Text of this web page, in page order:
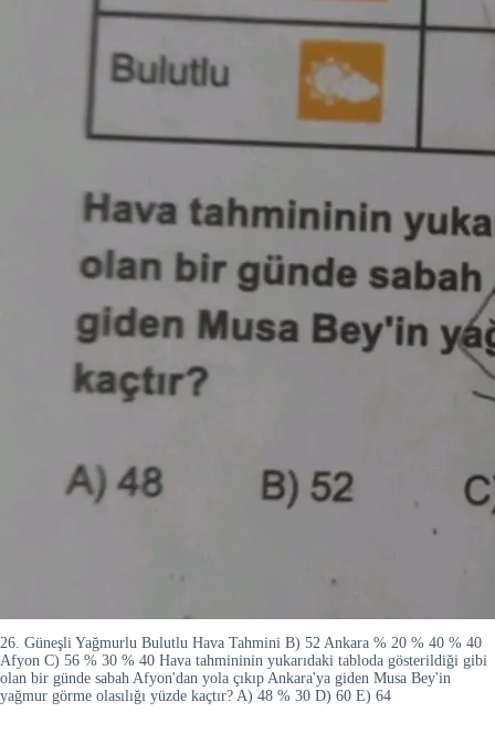
26. Güneşli Yağmurlu Bulutlu Hava Tahmini B) 52 Ankara % 20 % 40 % 40
Afyon C) 56 % 30 % 40 Hava tahmininin yukarıdaki tabloda gösterildiği gibi
olan bir günde sabah Afyon'dan yola çıkıp Ankara'ya giden Musa Bey'in
yağmur görme olasılığı yüzde kaçtır? A) 48 % 30 D) 60 E) 64